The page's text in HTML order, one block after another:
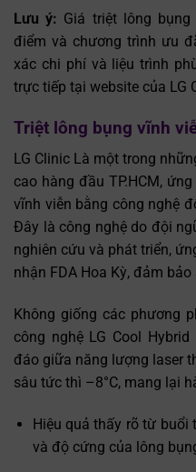
Lưu ý: Giá triệt lông
điểm và chương trình ưu
xác chi phí và liệu trình
trực tiếp tại website của LG
Triệt lông bụng vĩnh
LG Clinic Là một trong
cao hàng đầu TP.HCM,
vĩnh viễn bằng công nghệ
Đây là công nghệ do đội
nghiên cứu và phát triển,
nhận FDA Hoa Kỳ, đảm
Không giống các phương
công nghệ LG Cool
đáo giữa năng lượng laser
sâu tức thì –8°C, mang lại
Hiệu quả thấy rõ từ
và độ cứng của lông
Trò chuyện cùng
Trợ lý bác sĩ LG Clinic